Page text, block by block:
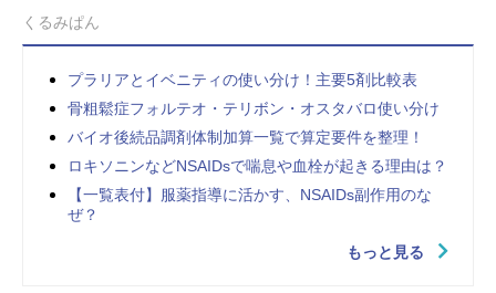
くるみぱん
プラリアとイベニティの使い分け！主要5剤比較表
骨粗鬆症フォルテオ・テリボン・オスタバロ使い分け
バイオ後続品調剤体制加算一覧で算定要件を整理！
ロキソニンなどNSAIDsで喘息や血栓が起きる理由は？
【一覧表付】服薬指導に活かす、NSAIDs副作用のな
ぜ？
もっと見る